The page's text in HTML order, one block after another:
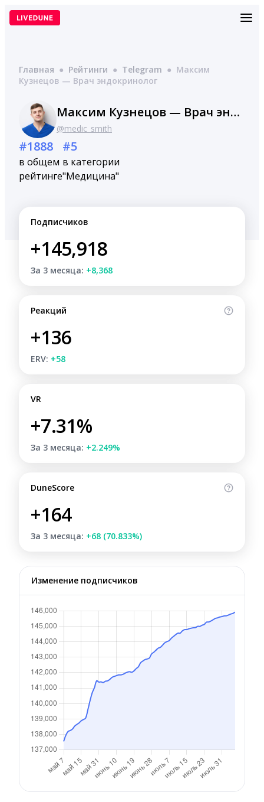
Перейти
Главная ● Рейтинги ● Telegram ● Максим
Кузнецов — Врач эндокринолог
Максим Кузнецов — Врач эндокринолог
@medic_smith
#1888
в общем
рейтинге
#5
в категории
"Медицина"
Подписчиков
+145,918
За 3 месяца: +8,368
Реакций
+136
ERV: +58
VR
+7.31%
За 3 месяца: +2.249%
DuneScore
+164
За 3 месяца: +68 (70.833%)
Изменение подписчиков